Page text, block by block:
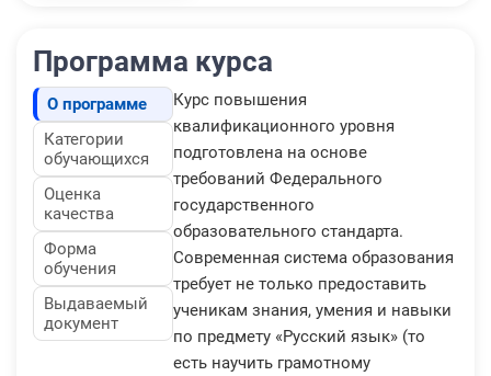
Программа курса
О программе
Категории
обучающихся
Оценка
качества
Форма
обучения
Выдаваемый
документ
Курс повышения
квалификационного уровня
подготовлена на основе
требований Федерального
государственного
образовательного стандарта.
Современная система образования
требует не только предоставить
ученикам знания, умения и навыки
по предмету «Русский язык» (то
есть научить грамотному